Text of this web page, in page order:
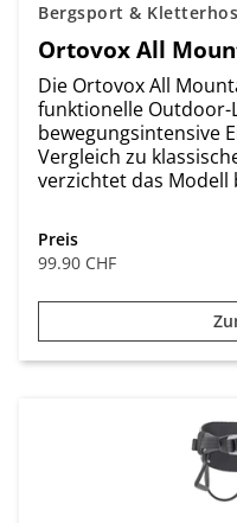
Bergsport &
Ortovox All
Die Ortovox All
funktionelle Outdoor-
bewegungsintensive
Vergleich zu
verzichtet das Modell
Preis
99.90 CHF